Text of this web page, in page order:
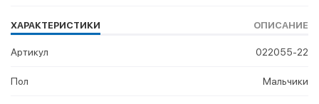
ХАРАКТЕРИСТИКИ ОПИСАНИЕ
Артикул 022055-22
Пол Мальчики